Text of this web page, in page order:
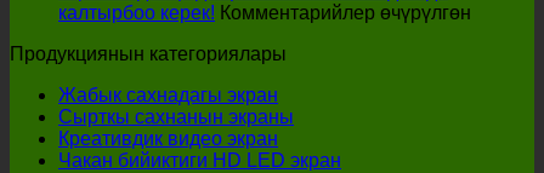
үнөмдүү
тапса
калтырбоо керек! Комментарийлер өчүрүлгөн
Продукциянын категориялары
Жабык сахнадагы экран
Сырткы сахнанын экраны
Креативдик видео экран
Чакан бийиктиги HD LED экран